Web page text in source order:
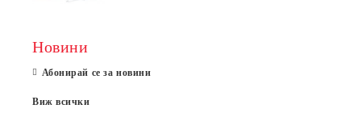
Новини
Абонирай се за новини
Виж всички